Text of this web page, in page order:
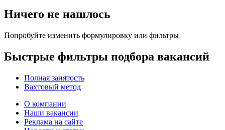
Ничего не нашлось
Попробуйте изменить формулировку или фильтры
Быстрые фильтры подбора вакансий
Полная занятость
Вахтовый метод
О компании
Наши вакансии
Реклама на сайте